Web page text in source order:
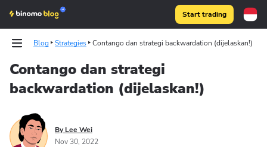
Start trading
Blog Strategies Contango dan strategi backwardation (dijelaskan!)
Binomo on Telegram
Contango dan strategi
backwardation (dijelaskan!)
By Lee Wei
Nov 30, 2022